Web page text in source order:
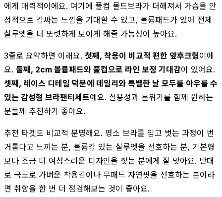
에게 매력적이에요. 여기에 풀컵 몰드브라가 더해져서 가슴을 안
정적으로 감싸는 느낌을 기대할 수 있고, 볼륨패드가 있어 전체
실루엣을 더 또렷하게 보이게 해줄 가능성이 높아요.
3줄로 요약하면 이래요. 첫째, 착용이 비교적 편한 앞후크형이에
요. 둘째, 2cm 볼륨패드와 풀컵으로 라인 보정 기대감이 있어요.
셋째, 레이스 디테일 덕분에 데일리와 특별한 날 모두를 아우를 수
있는 감성형 브라팬티세트예요. 실용성과 분위기를 함께 원하는
분들께 추천하기 좋아요.
추천 타겟도 비교적 분명해요. 평소 브라를 입고 벗는 과정이 번
거롭다고 느끼는 분, 볼륨감 있는 실루엣을 선호하는 분, 기본형
보다 조금 더 여성스러운 디자인을 찾는 분에게 잘 맞아요. 반대
로 극도로 가벼운 착용감이나 무패드 자연핏을 선호하는 분이라
면 취향을 한 번 더 점검해보는 것이 좋아요.